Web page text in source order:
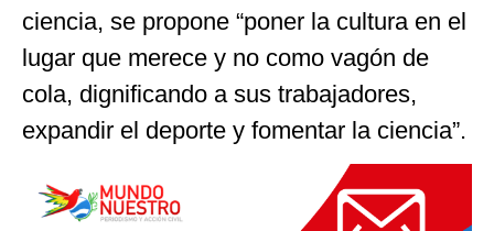
ciencia, se propone “poner la cultura en el
lugar que merece y no como vagón de
cola, dignificando a sus trabajadores,
expandir el deporte y fomentar la ciencia”.